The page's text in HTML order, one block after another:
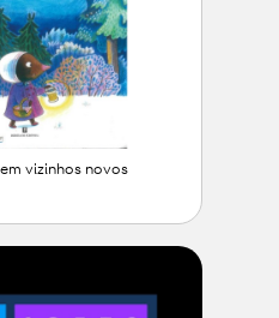
vizinhos novos